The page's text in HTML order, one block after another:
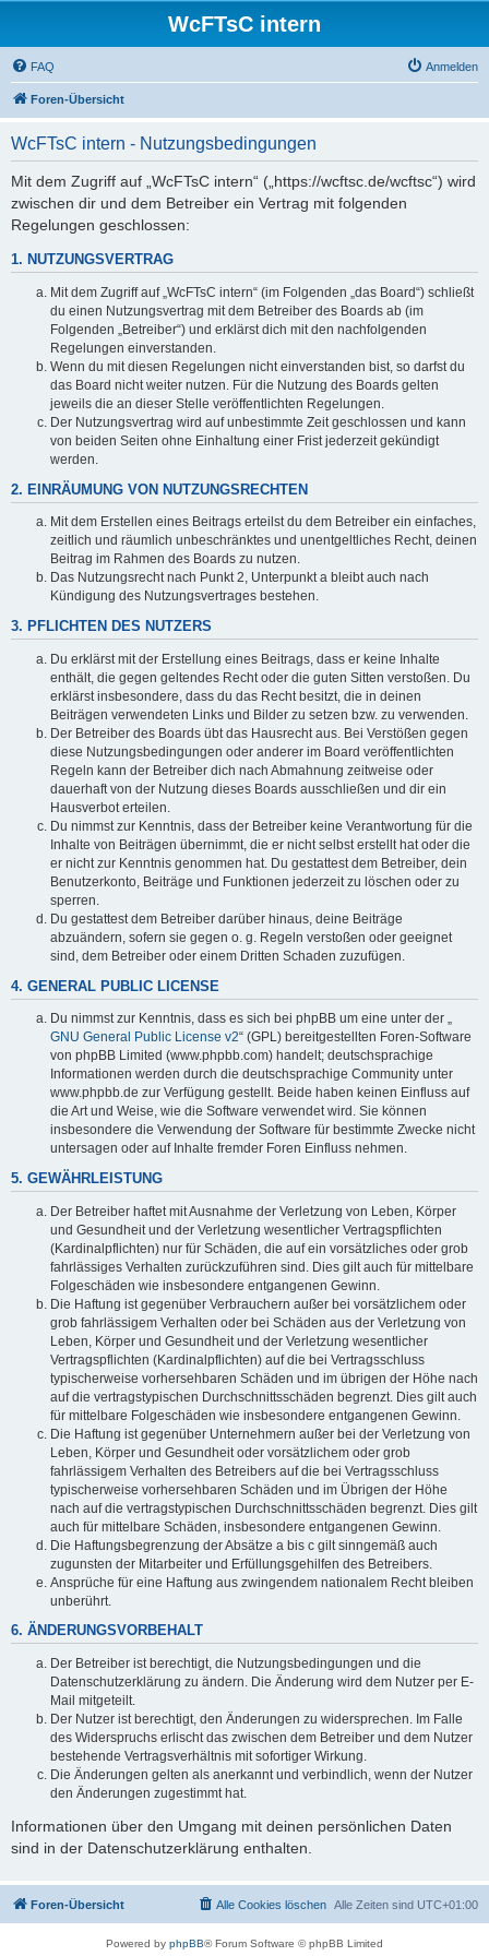
WcFTsC intern
FAQ Anmelden
Foren-Übersicht
WcFTsC intern - Nutzungsbedingungen
Mit dem Zugriff auf „WcFTsC intern“ („https://wcftsc.de/wcftsc“) wird
zwischen dir und dem Betreiber ein Vertrag mit folgenden
Regelungen geschlossen:
1. NUTZUNGSVERTRAG
Mit dem Zugriff auf „WcFTsC intern“ (im Folgenden „das Board“) schließt
du einen Nutzungsvertrag mit dem Betreiber des Boards ab (im
Folgenden „Betreiber“) und erklärst dich mit den nachfolgenden
Regelungen einverstanden.
Wenn du mit diesen Regelungen nicht einverstanden bist, so darfst du
das Board nicht weiter nutzen. Für die Nutzung des Boards gelten
jeweils die an dieser Stelle veröffentlichten Regelungen.
Der Nutzungsvertrag wird auf unbestimmte Zeit geschlossen und kann
von beiden Seiten ohne Einhaltung einer Frist jederzeit gekündigt
werden.
2. EINRÄUMUNG VON NUTZUNGSRECHTEN
Mit dem Erstellen eines Beitrags erteilst du dem Betreiber ein einfaches,
zeitlich und räumlich unbeschränktes und unentgeltliches Recht, deinen
Beitrag im Rahmen des Boards zu nutzen.
Das Nutzungsrecht nach Punkt 2, Unterpunkt a bleibt auch nach
Kündigung des Nutzungsvertrages bestehen.
3. PFLICHTEN DES NUTZERS
Du erklärst mit der Erstellung eines Beitrags, dass er keine Inhalte
enthält, die gegen geltendes Recht oder die guten Sitten verstoßen. Du
erklärst insbesondere, dass du das Recht besitzt, die in deinen
Beiträgen verwendeten Links und Bilder zu setzen bzw. zu verwenden.
Der Betreiber des Boards übt das Hausrecht aus. Bei Verstößen gegen
diese Nutzungsbedingungen oder anderer im Board veröffentlichten
Regeln kann der Betreiber dich nach Abmahnung zeitweise oder
dauerhaft von der Nutzung dieses Boards ausschließen und dir ein
Hausverbot erteilen.
Du nimmst zur Kenntnis, dass der Betreiber keine Verantwortung für die
Inhalte von Beiträgen übernimmt, die er nicht selbst erstellt hat oder die
er nicht zur Kenntnis genommen hat. Du gestattest dem Betreiber, dein
Benutzerkonto, Beiträge und Funktionen jederzeit zu löschen oder zu
sperren.
Du gestattest dem Betreiber darüber hinaus, deine Beiträge
abzuändern, sofern sie gegen o. g. Regeln verstoßen oder geeignet
sind, dem Betreiber oder einem Dritten Schaden zuzufügen.
4. GENERAL PUBLIC LICENSE
Du nimmst zur Kenntnis, dass es sich bei phpBB um eine unter der „
GNU General Public License v2“ (GPL) bereitgestellten Foren-Software
von phpBB Limited (www.phpbb.com) handelt; deutschsprachige
Informationen werden durch die deutschsprachige Community unter
www.phpbb.de zur Verfügung gestellt. Beide haben keinen Einfluss auf
die Art und Weise, wie die Software verwendet wird. Sie können
insbesondere die Verwendung der Software für bestimmte Zwecke nicht
untersagen oder auf Inhalte fremder Foren Einfluss nehmen.
5. GEWÄHRLEISTUNG
Der Betreiber haftet mit Ausnahme der Verletzung von Leben, Körper
und Gesundheit und der Verletzung wesentlicher Vertragspflichten
(Kardinalpflichten) nur für Schäden, die auf ein vorsätzliches oder grob
fahrlässiges Verhalten zurückzuführen sind. Dies gilt auch für mittelbare
Folgeschäden wie insbesondere entgangenen Gewinn.
Die Haftung ist gegenüber Verbrauchern außer bei vorsätzlichem oder
grob fahrlässigem Verhalten oder bei Schäden aus der Verletzung von
Leben, Körper und Gesundheit und der Verletzung wesentlicher
Vertragspflichten (Kardinalpflichten) auf die bei Vertragsschluss
typischerweise vorhersehbaren Schäden und im übrigen der Höhe nach
auf die vertragstypischen Durchschnittsschäden begrenzt. Dies gilt auch
für mittelbare Folgeschäden wie insbesondere entgangenen Gewinn.
Die Haftung ist gegenüber Unternehmern außer bei der Verletzung von
Leben, Körper und Gesundheit oder vorsätzlichem oder grob
fahrlässigem Verhalten des Betreibers auf die bei Vertragsschluss
typischerweise vorhersehbaren Schäden und im Übrigen der Höhe
nach auf die vertragstypischen Durchschnittsschäden begrenzt. Dies gilt
auch für mittelbare Schäden, insbesondere entgangenen Gewinn.
Die Haftungsbegrenzung der Absätze a bis c gilt sinngemäß auch
zugunsten der Mitarbeiter und Erfüllungsgehilfen des Betreibers.
Ansprüche für eine Haftung aus zwingendem nationalem Recht bleiben
unberührt.
6. ÄNDERUNGSVORBEHALT
Der Betreiber ist berechtigt, die Nutzungsbedingungen und die
Datenschutzerklärung zu ändern. Die Änderung wird dem Nutzer per E-
Mail mitgeteilt.
Der Nutzer ist berechtigt, den Änderungen zu widersprechen. Im Falle
des Widerspruchs erlischt das zwischen dem Betreiber und dem Nutzer
bestehende Vertragsverhältnis mit sofortiger Wirkung.
Die Änderungen gelten als anerkannt und verbindlich, wenn der Nutzer
den Änderungen zugestimmt hat.
Informationen über den Umgang mit deinen persönlichen Daten
sind in der Datenschutzerklärung enthalten.
Foren-Übersicht Alle Zeiten sind UTC+01:00
Alle Cookies löschen
Powered by phpBB® Forum Software © phpBB Limited